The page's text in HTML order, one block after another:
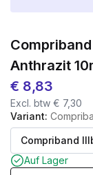
Anthrazit
€ 8,83
Excl. btw € 7,30
Variant:
Auf Lager